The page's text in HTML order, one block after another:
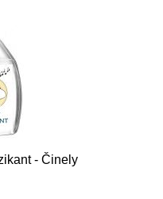
- Činely